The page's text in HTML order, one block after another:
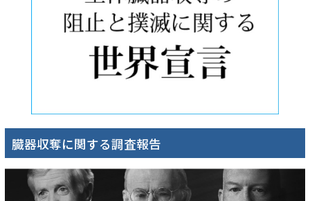
臓器収奪に関する調査報告